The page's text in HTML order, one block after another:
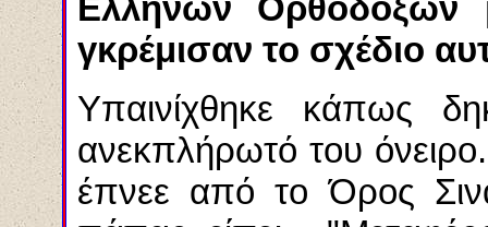
Ελλήνων
γκρέμισαν το σχέδιο
Υπαινίχθηκε κάπως
ανεκπλήρωτό του
έπνεε από το Όρος